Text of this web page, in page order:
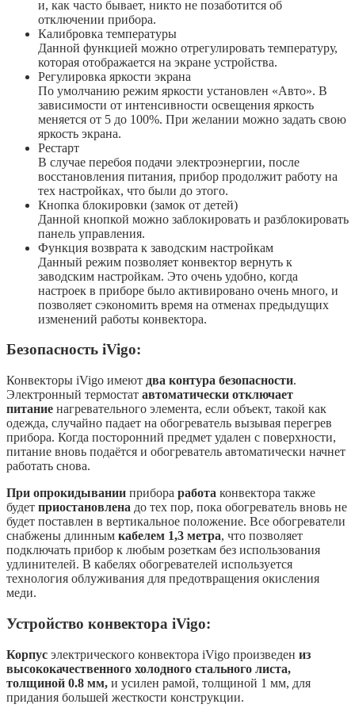
и, как часто бывает, никто не позаботится об
отключении прибора.
Калибровка температуры
Данной функцией можно отрегулировать температуру,
которая отображается на экране устройства.
Регулировка яркости экрана
По умолчанию режим яркости установлен «Авто». В
зависимости от интенсивности освещения яркость
меняется от 5 до 100%. При желании можно задать свою
яркость экрана.
Рестарт
В случае перебоя подачи электроэнергии, после
восстановления питания, прибор продолжит работу на
тех настройках, что были до этого.
Кнопка блокировки (замок от детей)
Данной кнопкой можно заблокировать и разблокировать
панель управления.
Функция возврата к заводским настройкам
Данный режим позволяет конвектор вернуть к
заводским настройкам. Это очень удобно, когда
настроек в приборе было активировано очень много, и
позволяет сэкономить время на отменах предыдущих
изменений работы конвектора.
Безопасность iVigo:
Конвекторы iVigo имеют два контура безопасности.
Электронный термостат автоматически отключает
питание нагревательного элемента, если объект, такой как
одежда, случайно падает на обогреватель вызывая перегрев
прибора. Когда посторонний предмет удален с поверхности,
питание вновь подаётся и обогреватель автоматически начнет
работать снова.
При опрокидывании прибора работа конвектора также
будет приостановлена до тех пор, пока обогреватель вновь не
будет поставлен в вертикальное положение. Все обогреватели
снабжены длинным кабелем 1,3 метра, что позволяет
подключать прибор к любым розеткам без использования
удлинителей. В кабелях обогревателей используется
технология облуживания для предотвращения окисления
меди.
Устройство конвектора iVigo:
Корпус электрического конвектора iVigo произведен из
высококачественного холодного стального листа,
толщиной 0.8 мм, и усилен рамой, толщиной 1 мм, для
придания большей жесткости конструкции.